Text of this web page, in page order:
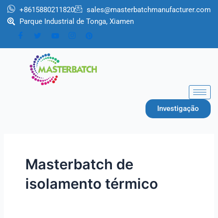
+8615880211820
sales@masterbatchmanufacturer.com
Parque Industrial de Tonga, Xiamen
Investigação
Masterbatch de
isolamento térmico